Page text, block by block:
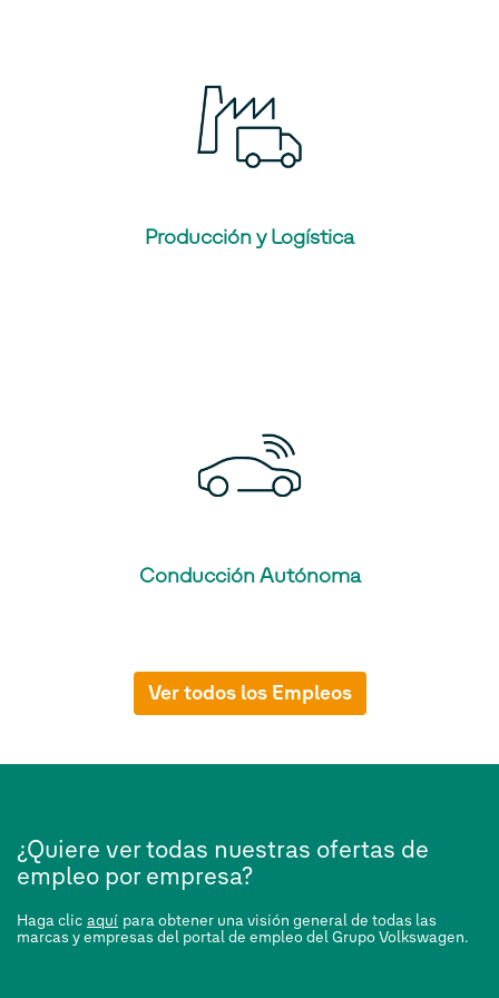
Producción y Logística
Conducción Autónoma
Ver todos los Empleos
¿Quiere ver todas nuestras ofertas de
empleo por empresa?
Haga clic aquí para obtener una visión general de todas las
marcas y empresas del portal de empleo del Grupo Volkswagen.